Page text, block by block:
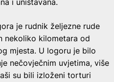
i uništavana.
je rudnik željezne rude
nekoliko kilometara od
mjesta. U logoru je bilo
nečovječnim uvjetima, više
su bili izloženi torturi